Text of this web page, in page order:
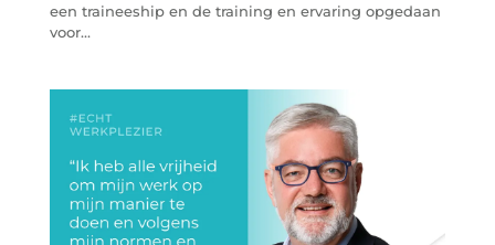
een traineeship en de training en ervaring opgedaan
voor...